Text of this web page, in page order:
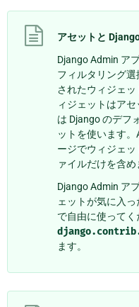
アセットと
Django Admin ア
フィルタリング
されたウィジェ
ィジェットはア
は Django のデフ
ットを使います
ージでウィジェ
ァイルだけを含め
Django Admin ア
ェットが気に入
で自由に使って
ます。